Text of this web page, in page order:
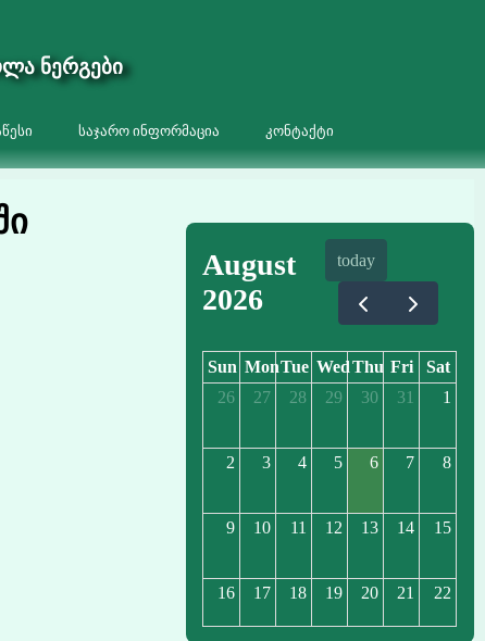
ნერგები
საჯარო ინფორმაცია კონტაქტი
August
2026
today
Sun MonTue WedThu Fri
Sat
26
27 28 29 30 31 1
2 3 4 5 6 7 8
9 10 11 12 13 14 15
16 17 18 19 20 21 22